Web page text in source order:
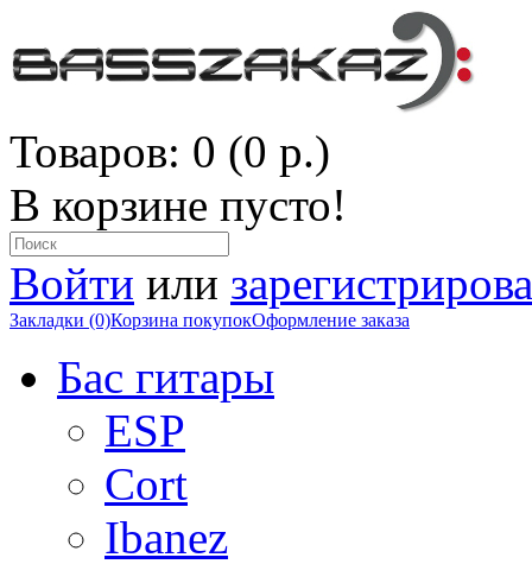
Товаров: 0 (0 р.)
В корзине пусто!
Войти или
Закладки (0)Корзина покупокОформление заказа
Бас гитары
ESP
Cort
Ibanez